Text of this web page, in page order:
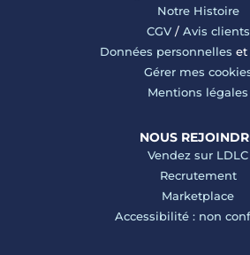
Notre Histoire
CGV/ Avis clients
Données personnelles et
Gérer mes
Mentions légales
NOUS
Vendez sur LDLC
Recrutement
Marketplace
Accessibilité : non